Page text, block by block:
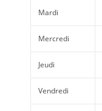
Mardi
Mercredi
Jeudi
Vendredi